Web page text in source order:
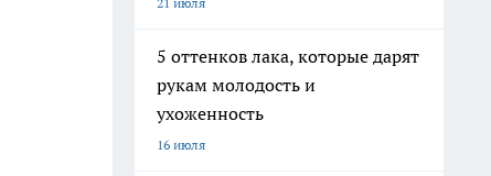
5 оттенков лака, которые дарят
рукам молодость и
ухоженность
16 июля